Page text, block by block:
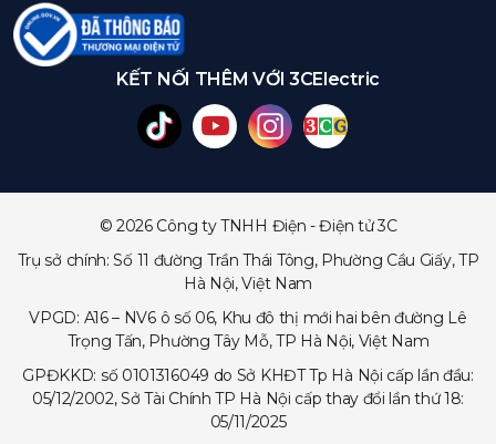
KẾT NỐI THÊM VỚI 3CElectric
© 2026 Công ty TNHH Điện - Điện tử 3C
Trụ sở chính: Số 11 đường Trần Thái Tông, Phường Cầu Giấy, TP
Hà Nội, Việt Nam
VPGD: A16 – NV6 ô số 06, Khu đô thị mới hai bên đường Lê
Trọng Tấn, Phường Tây Mỗ, TP Hà Nội, Việt Nam
GPĐKKD: số 0101316049 do Sở KHĐT Tp Hà Nội cấp lần đầu:
05/12/2002, Sở Tài Chính TP Hà Nội cấp thay đổi lần thứ 18:
05/11/2025